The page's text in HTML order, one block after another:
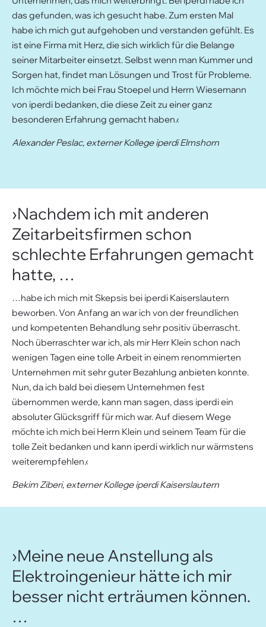
das gefunden, was ich gesucht habe. Zum ersten Mal
habe ich mich gut aufgehoben und verstanden gefühlt. Es
ist eine Firma mit Herz, die sich wirklich für die Belange
seiner Mitarbeiter einsetzt. Selbst wenn man Kummer und
Sorgen hat, findet man Lösungen und Trost für Probleme.
Ich möchte mich bei Frau Stoepel und Herrn Wiesemann
von iperdi bedanken, die diese Zeit zu einer ganz
besonderen Erfahrung gemacht haben.‹
Alexander Peslac, externer Kollege iperdi Elmshorn
›Nachdem ich mit anderen
Zeitarbeitsfirmen schon
schlechte Erfahrungen gemacht
hatte, …
…habe ich mich mit Skepsis bei iperdi Kaiserslautern
beworben. Von Anfang an war ich von der freundlichen
und kompetenten Behandlung sehr positiv überrascht.
Noch überraschter war ich, als mir Herr Klein schon nach
wenigen Tagen eine tolle Arbeit in einem renommierten
Unternehmen mit sehr guter Bezahlung anbieten konnte.
Nun, da ich bald bei diesem Unternehmen fest
übernommen werde, kann man sagen, dass iperdi ein
absoluter Glücksgriff für mich war. Auf diesem Wege
möchte ich mich bei Herrn Klein und seinem Team für die
tolle Zeit bedanken und kann iperdi wirklich nur wärmstens
weiterempfehlen.‹
Bekim Ziberi, externer Kollege iperdi Kaiserslautern
›Meine neue Anstellung als
Elektroingenieur hätte ich mir
besser nicht erträumen können.
…